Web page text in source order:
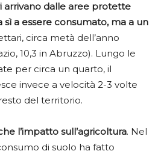
arrivano dalle aree protette
a essere consumato, ma a un
circa metà dell’anno
10,3 in Abruzzo). Lungo le
per circa un quarto, il
invece a velocità 2-3 volte
del territorio.
l’impatto sull’agricoltura. Nel
di suolo ha fatto